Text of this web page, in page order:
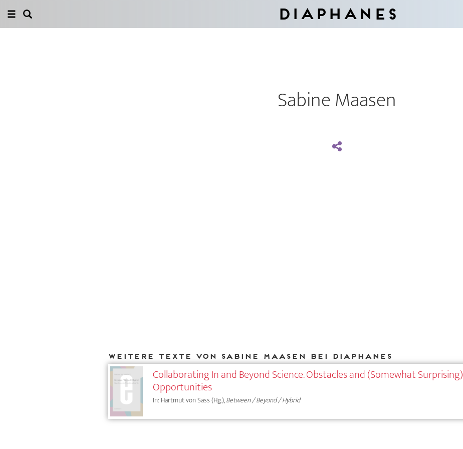
Diaphanes
Sabine Maasen
Weitere Texte von Sabine Maasen bei DIAPHANES
Collaborating In and Beyond Science. Obstacles and (Somewhat Surprising)
Opportunities
In: Hartmut von Sass (Hg.),Between / Beyond / Hybrid